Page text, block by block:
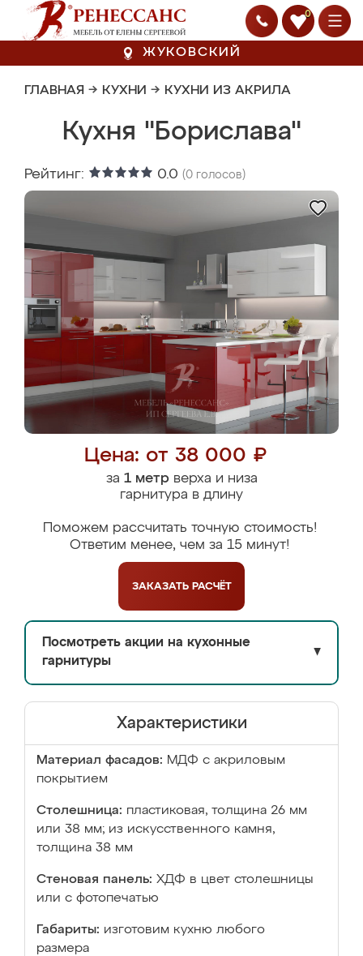
0
ЖУКОВСКИЙ
ГЛАВНАЯ → КУХНИ → КУХНИ ИЗ АКРИЛА
Кухня "Борислава"
Рейтинг: 0.0 (0 голосов)
Цена: от 38 000 ₽
за 1 метрверха и низа
гарнитура в длину
Поможем рассчитать точную стоимость!
Ответим менее, чем за 15 минут!
ЗАКАЗАТЬ РАСЧЁТ
Посмотреть акции на кухонные
гарнитуры
▼
Характеристики
Материал фасадов: МДФ с акриловым
покрытием
Столешница: пластиковая, толщина 26 мм
или 38 мм; из искусственного камня,
толщина 38 мм
Стеновая панель: ХДФ в цвет столешницы
или с фотопечатью
Габариты: изготовим кухню любого
размера